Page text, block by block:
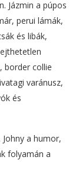
Jázmin a púpos
perui lámák,
és libák,
border collie
varánusz,
és
a humor,
folyamán a